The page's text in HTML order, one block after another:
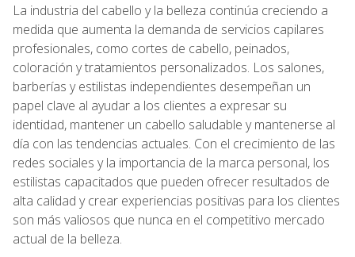
La industria del cabello y la belleza continúa creciendo a
medida que aumenta la demanda de servicios capilares
profesionales, como cortes de cabello, peinados,
coloración y tratamientos personalizados. Los salones,
barberías y estilistas independientes desempeñan un
papel clave al ayudar a los clientes a expresar su
identidad, mantener un cabello saludable y mantenerse al
día con las tendencias actuales. Con el crecimiento de las
redes sociales y la importancia de la marca personal, los
estilistas capacitados que pueden ofrecer resultados de
alta calidad y crear experiencias positivas para los clientes
son más valiosos que nunca en el competitivo mercado
actual de la belleza.